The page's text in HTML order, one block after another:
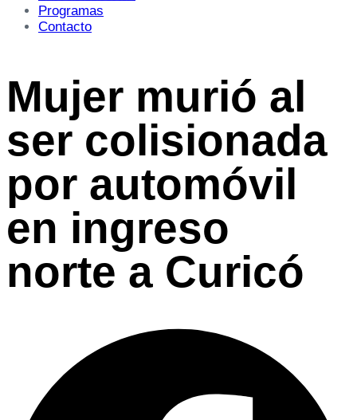
Programas
Contacto
Mujer murió al
ser colisionada
por automóvil
en ingreso
norte a Curicó